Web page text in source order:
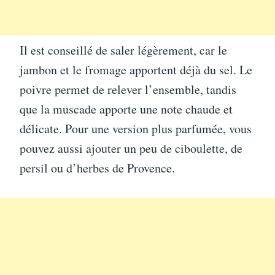
Il est conseillé de saler légèrement, car le
jambon et le fromage apportent déjà du sel. Le
poivre permet de relever l’ensemble, tandis
que la muscade apporte une note chaude et
délicate. Pour une version plus parfumée, vous
pouvez aussi ajouter un peu de ciboulette, de
persil ou d’herbes de Provence.